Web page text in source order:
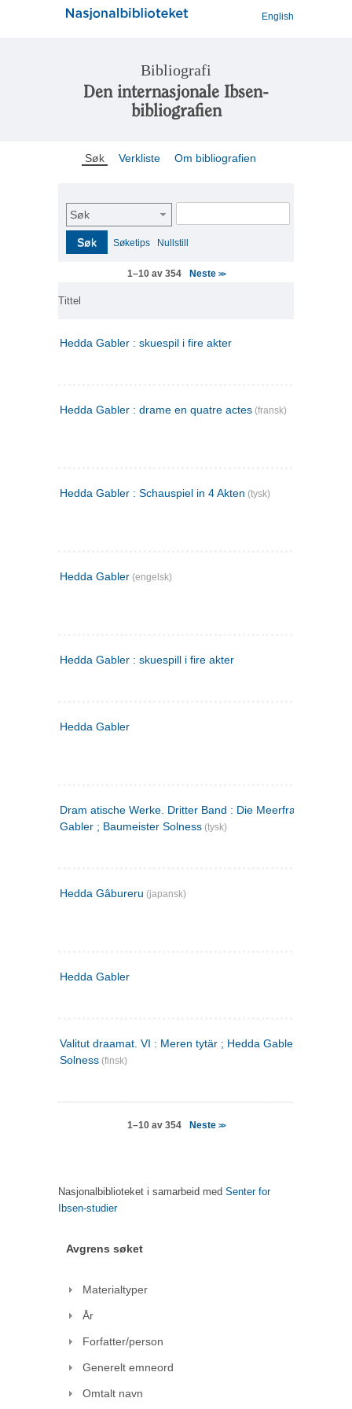
English
Bibliografi
Den internasjonale Ibsen-
bibliografien
Søk Verkliste Om bibliografien
Søk
Søk Søketips Nullstill
1–10 av 354 Neste >>
Tittel
Hedda Gabler : skuespil i fire akter
Hedda Gabler : drame en quatre actes (fransk)
Hedda Gabler : Schauspiel in 4 Akten (tysk)
Hedda Gabler (engelsk)
Hedda Gabler : skuespill i fire akter
Hedda Gabler
Dram atische Werke. Dritter Band : Die Meerfrau ; Hedda
Gabler ; Baumeister Solness (tysk)
Hedda Gâbureru (japansk)
Hedda Gabler
Valitut draamat. VI : Meren tytär ; Hedda Gabler ;
Solness (finsk)
1–10 av 354 Neste >>
Nasjonalbiblioteket i samarbeid med Senter for
Ibsen-studier
Avgrens søket
Materialtyper
År
Forfatter/person
Generelt emneord
Omtalt navn